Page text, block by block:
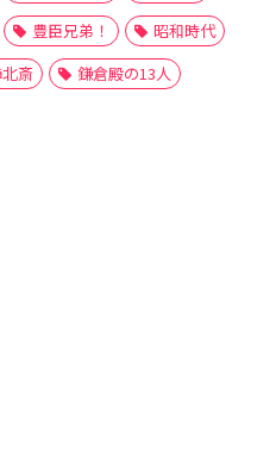
豊臣兄弟！
昭和時代
斎 鎌倉殿の13人